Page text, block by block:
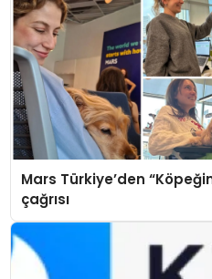
Mars Türkiye’den
çağrısı